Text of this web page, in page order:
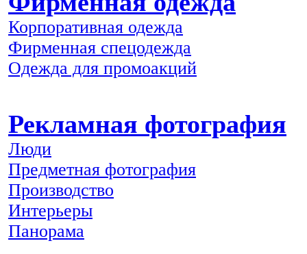
Корпоративная одежда
Фирменная спецодежда
Одежда для промоакций
Рекламная фотография
Люди
Предметная фотография
Производство
Интерьеры
Панорама